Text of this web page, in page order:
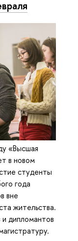
«Высшая
в новом
студенты
года
вне
жительства.
дипломантов